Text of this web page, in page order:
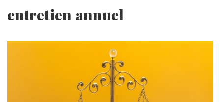
entretien annuel